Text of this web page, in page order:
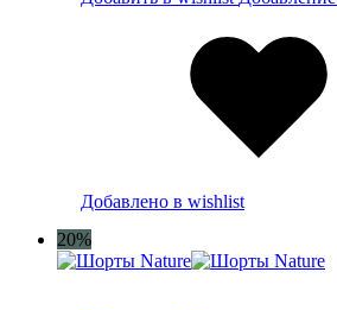
Добавлено в wishlist
20%